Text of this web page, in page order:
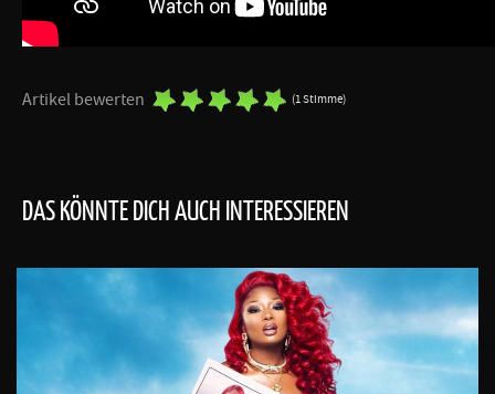
Artikel bewerten (1 Stimme)
DAS KÖNNTE DICH AUCH INTERESSIEREN